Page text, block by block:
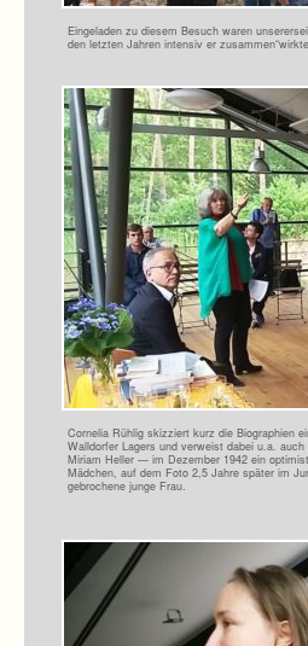
Ein­ge­la­den zu die­sem Besuch waren
den letz­ten Jah­ren inten­siv er
Cor­ne­lia Rüh­lig skiz­ziert kurz die Bio­gra­phien
Wall­dor­fer Lagers und ver­weist dabei u.a.
Miriam Hel­ler — im Dezem­ber 1942 ein
Mäd­chen, auf dem Foto 2,5 Jahre spä­ter im
gebro­chene junge Frau.